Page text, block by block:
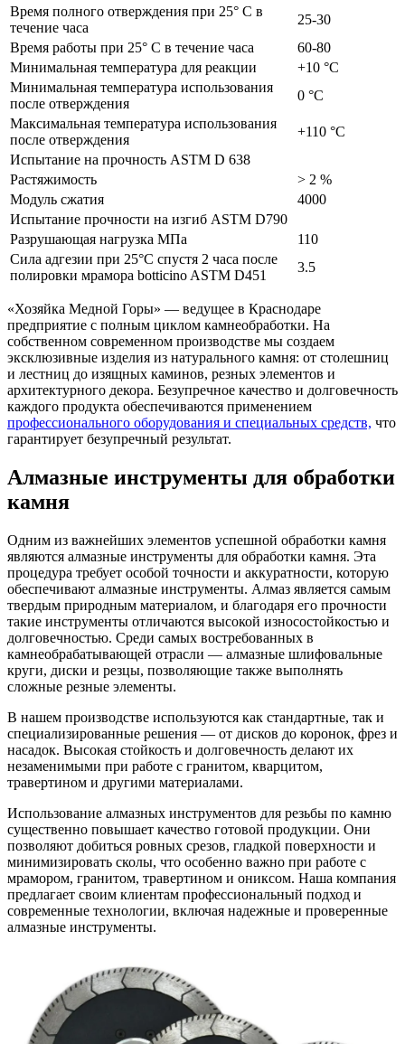
Время полного отверждения при 25° C в
течение часа
25-30
Время работы при 25° C в течение часа
60-80
Минимальная температура для реакции
+10 °C
Минимальная температура использования
после отверждения
0 °C
Максимальная температура использования
после отверждения
+110 °C
Испытание на прочность ASTM D 638
Растяжимость
> 2 %
Модуль сжатия
4000
Испытание прочности на изгиб ASTM D790
Разрушающая нагрузка МПа
110
Сила адгезии при 25°С спустя 2 часа после
полировки мрамора botticino ASTM D451
3.5
«Хозяйка Медной Горы» — ведущее в Краснодаре
предприятие с полным циклом камнеобработки. На
собственном современном производстве мы создаем
эксклюзивные изделия из натурального камня: от столешниц
и лестниц до изящных каминов, резных элементов и
архитектурного декора. Безупречное качество и долговечность
каждого продукта обеспечиваются применением
профессионального оборудования и специальных средств, что
гарантирует безупречный результат.
Алмазные инструменты для обработки
камня
Одним из важнейших элементов успешной обработки камня
являются алмазные инструменты для обработки камня. Эта
процедура требует особой точности и аккуратности, которую
обеспечивают алмазные инструменты. Алмаз является самым
твердым природным материалом, и благодаря его прочности
такие инструменты отличаются высокой износостойкостью и
долговечностью. Среди самых востребованных в
камнеобрабатывающей отрасли — алмазные шлифовальные
круги, диски и резцы, позволяющие также выполнять
сложные резные элементы.
В нашем производстве используются как стандартные, так и
специализированные решения — от дисков до коронок, фрез и
насадок. Высокая стойкость и долговечность делают их
незаменимыми при работе с гранитом, кварцитом,
травертином и другими материалами.
Использование алмазных инструментов для резьбы по камню
существенно повышает качество готовой продукции. Они
позволяют добиться ровных срезов, гладкой поверхности и
минимизировать сколы, что особенно важно при работе с
мрамором, гранитом, травертином и ониксом. Наша компания
предлагает своим клиентам профессиональный подход и
современные технологии, включая надежные и проверенные
алмазные инструменты.